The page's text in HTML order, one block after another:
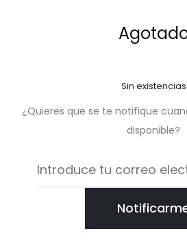
Sin existencias
¿Quieres que se te notifique
disponible?